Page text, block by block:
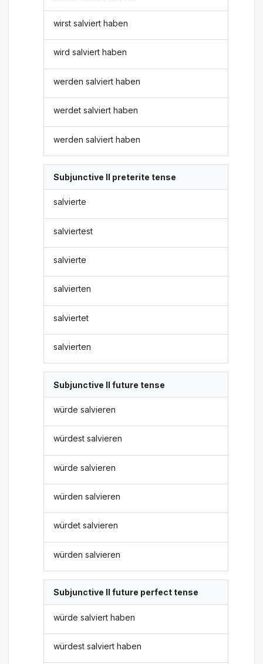
wirst salviert haben
wird salviert haben
werden salviert haben
werdet salviert haben
werden salviert haben
Subjunctive II preterite tense
salvierte
salviertest
salvierte
salvierten
salviertet
salvierten
Subjunctive II future tense
würde salvieren
würdest salvieren
würde salvieren
würden salvieren
würdet salvieren
würden salvieren
Subjunctive II future perfect tense
würde salviert haben
würdest salviert haben